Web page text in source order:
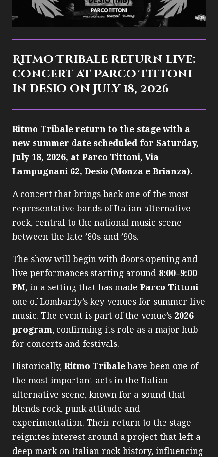
Ritmo Tribale return live:
concert at Parco Tittoni
in Desio on July 18, 2026
Ritmo Tribale return to the stage with a
new summer date scheduled for Saturday,
July 18, 2026, at Parco Tittoni, Via
Lampugnani 62, Desio (Monza e Brianza).
A concert that brings back one of the most
representative bands of Italian alternative
rock, central to the national music scene
between the late ’80s and ’90s.
The show will begin with doors opening and
live performances starting around 8:00–9:00
PM, in a setting that has made Parco Tittoni
one of Lombardy’s key venues for summer live
music. The event is part of the venue’s 2026
program, confirming its role as a major hub
for concerts and festivals.
Historically, Ritmo Tribale have been one of
the most important acts in the Italian
alternative scene, known for a sound that
blends rock, punk attitude and
experimentation. Their return to the stage
reignites interest around a project that left a
deep mark on Italian rock history, influencing